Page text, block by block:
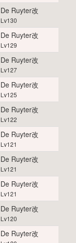
De Ruyter改
Lv130
De Ruyter改
Lv129
De Ruyter改
Lv127
De Ruyter改
Lv125
De Ruyter改
Lv122
De Ruyter改
Lv121
De Ruyter改
Lv121
De Ruyter改
Lv121
De Ruyter改
Lv120
De Ruyter改